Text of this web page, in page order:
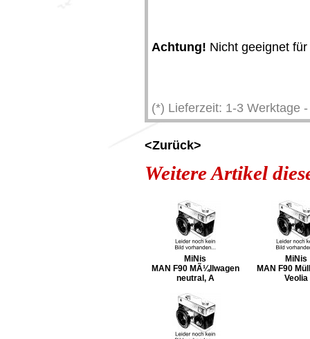
Achtung! Nicht geeignet
(*) Lieferzeit: 1-3 Werktage
<Zurück>
Weitere Artikel
MiNis
MAN F90 MÃ¼llwagen
neutral, A
MiNis
MAN F90
Veolia